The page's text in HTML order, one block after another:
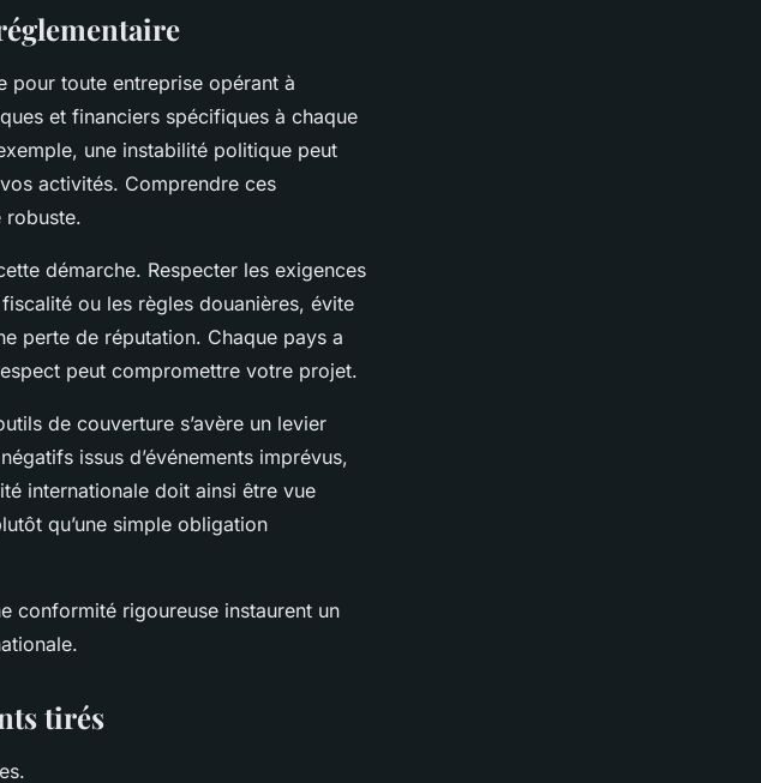
pour toute entreprise opérant à
et financiers spécifiques à chaque
une instabilité politique peut
activités. Comprendre ces
robuste.
démarche. Respecter les exigences
ou les règles douanières, évite
perte de réputation. Chaque pays a
peut compromettre votre projet.
de couverture s’avère un levier
issus d’événements imprévus,
internationale doit ainsi être vue
qu’une simple obligation
conformité rigoureuse instaurent un
tirés